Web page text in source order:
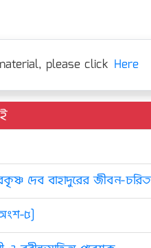
please click Here
দেব বাহাদুরের জীবন-চরিত
৫]